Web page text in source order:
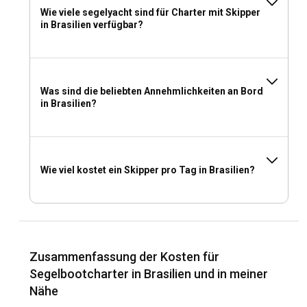
bereichern.
Wie viele segelyacht sind für Charter mit Skipper
in Brasilien verfügbar?
Was sind die beliebten Annehmlichkeiten an Bord
in Brasilien?
Wie viel kostet ein Skipper pro Tag in Brasilien?
Zusammenfassung der Kosten für
Segelbootcharter in Brasilien und in meiner
Nähe